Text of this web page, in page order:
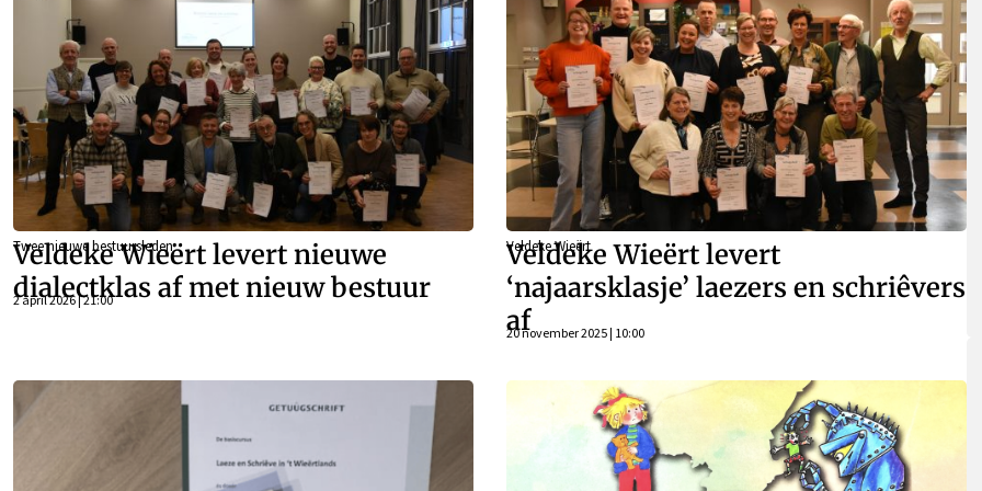
Twee nieuwe bestuursleden
Veldeke Wieërt levert nieuwe
dialectklas af met nieuw bestuur
2 april 2026 | 21:00
Veldeke Wieërt
Veldeke Wieërt levert
‘najaarsklasje’ laezers en schriêvers
af
20 november 2025 | 10:00